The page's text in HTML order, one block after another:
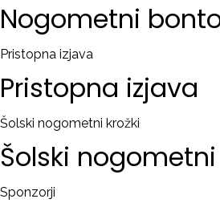
Nogometni
Pristopna izjava
Pristopna izjava
Šolski nogometni krožki
Šolski nogometni
Sponzorji